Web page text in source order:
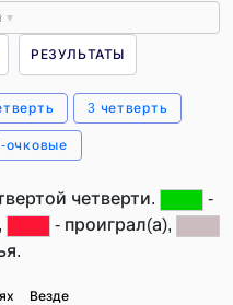
▼
РЕЗУЛЬТАТЫ
3 четверть
очковые
четверти.
-
- проиграл(а),
Везде